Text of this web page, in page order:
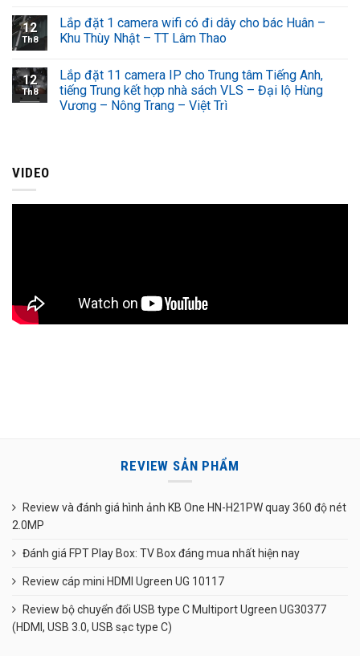
12
Th8
Lắp đặt 1 camera wifi có đi dây cho bác Huân –
Khu Thùy Nhật – TT Lâm Thao
12
Th8
Lắp đặt 11 camera IP cho Trung tâm Tiếng Anh,
tiếng Trung kết hợp nhà sách VLS – Đại lộ Hùng
Vương – Nông Trang – Việt Trì
VIDEO
REVIEW SẢN PHẨM
Review và đánh giá hình ảnh KB One HN-H21PW quay 360 độ nét
2.0MP
Đánh giá FPT Play Box: TV Box đáng mua nhất hiện nay
Review cáp mini HDMI Ugreen UG 10117
Review bộ chuyển đổi USB type C Multiport Ugreen UG30377
(HDMI, USB 3.0, USB sạc type C)